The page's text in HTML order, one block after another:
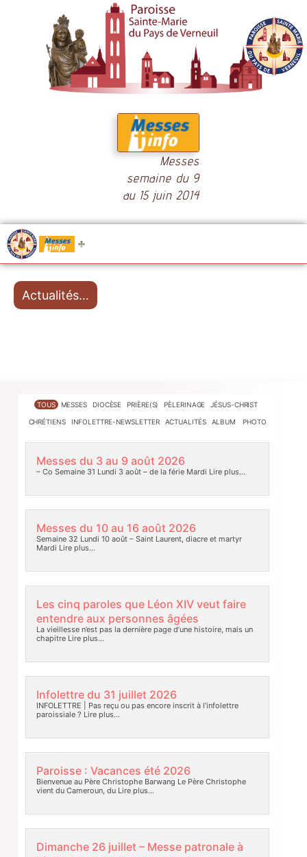
Messes
semaine du 9
au 15 juin 2014
Messes
Actualités…
TOUS MESSES DIOCÈSE PRIÈRE(S) PÈLERINAGE JÉSUS-CHRIST
CHRÉTIENS INFOLETTRE-NEWSLETTER ACTUALITÉS ALBUM PHOTO
Messes du 3 au 9 août 2026
– Co Semaine 31 Lundi 3 août – de la férie Mardi Lire plus…
Messes du 10 au 16 août 2026
Semaine 32 Lundi 10 août – Saint Laurent, diacre et martyr
Mardi Lire plus…
Les cinq paroles que Léon XIV veut faire
entendre aux personnes âgées
La vieillesse n’est pas la dernière page d’une histoire, mais un
chapitreLire plus…
Infolettre du 31 juillet 2026
INFOLETTRE | Pas reçu ou pas encore inscrit à l’infolettre
paroissiale ? Lire plus…
Paroisse : Vacances été 2026
Bienvenue au Père Christophe Barwang Le Père Christophe
vient du Cameroun, duLire plus…
Dimanche 26 juillet – Messe patronale à